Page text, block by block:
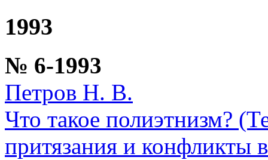
1993
№ 6-1993
Петров Н. В.
Что такое полиэтнизм?
притязания и